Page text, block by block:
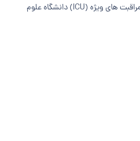
فلوشیپ فوق تخصص مراقبت های ویژه (ICU) دانشگاه علوم